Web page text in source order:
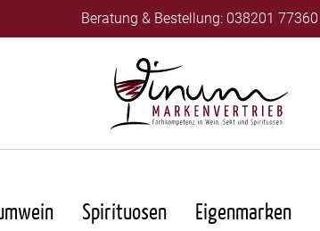
Beratung & Bestellung: 038201 77360
Spirituosen Eigenmarken